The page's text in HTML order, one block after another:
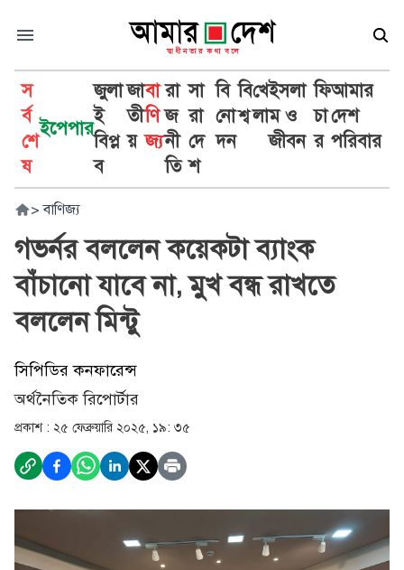
স
র্ব
শে
ষ
ইপেপার
জুলা
ই
বিপ্ল
ব
জা
তী
য়
বা
ণি
জ্য
রা
জ
নী
তি
সা
রা
দে
শ
বি
নো
দন
বি
শ্ব
খে
লা
ইসলা
ম ও
জীবন
ফি
চা
র
আমার
দেশ
পরিবার
> বাণিজ্য
গভর্নর বললেন কয়েকটা ব্যাংক
বাঁচানো যাবে না, মুখ বন্ধ রাখতে
বললেন মিন্টু
সিপিডির কনফারেন্স
অর্থনৈতিক রিপোর্টার
প্রকাশ : ২৫ ফেব্রুয়ারি ২০২৫, ১৯: ৩৫